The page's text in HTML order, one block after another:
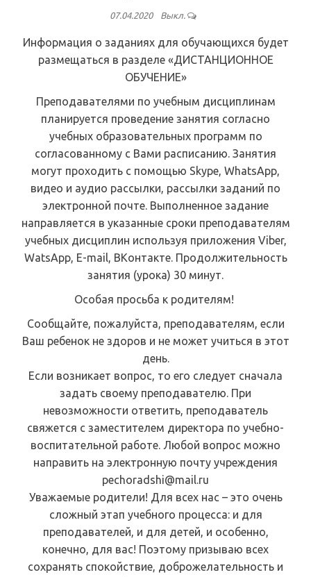
07.04.2020 Выкл.
Информация о заданиях для обучающихся будет
размещаться в разделе «ДИСТАНЦИОННОЕ
ОБУЧЕНИЕ»
Преподавателями по учебным дисциплинам
планируется проведение занятия согласно
учебных образовательных программ по
согласованному с Вами расписанию. Занятия
могут проходить с помощью Skype, WhatsApp,
видео и аудио рассылки, рассылки заданий по
электронной почте. Выполненное задание
направляется в указанные сроки преподавателям
учебных дисциплин используя приложения Viber,
WatsApp, E-mail, ВКонтакте. Продолжительность
занятия (урока) 30 минут.
Особая просьба к родителям!
Сообщайте, пожалуйста, преподавателям, если
Ваш ребенок не здоров и не может учиться в этот
день.
Если возникает вопрос, то его следует сначала
задать своему преподавателю. При
невозможности ответить, преподаватель
свяжется с заместителем директора по учебно-
воспитательной работе. Любой вопрос можно
направить на электронную почту учреждения
pechoradshi@mail.ru
Уважаемые родители! Для всех нас – это очень
сложный этап учебного процесса: и для
преподавателей, и для детей, и особенно,
конечно, для вас! Поэтому призываю всех
сохранять спокойствие, доброжелательность и